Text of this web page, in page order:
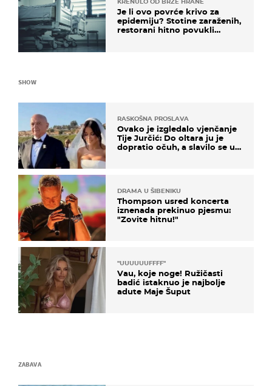
KRENULO OD BRZE HRANE
Je li ovo povrće krivo za
epidemiju? Stotine zaraženih,
restorani hitno povukli
SHOW
RASKOŠNA PROSLAVA
Ovako je izgledalo vjenčanje
Tije Jurčić: Do oltara ju je
dopratio očuh, a slavilo se uz
DRAMA U ŠIBENIKU
Thompson usred koncerta
iznenada prekinuo pjesmu:
"Zovite hitnu!"
"UUUUUUFFFF"
Vau, koje noge! Ružičasti
badić istaknuo je najbolje
adute Maje Šuput
ZABAVA